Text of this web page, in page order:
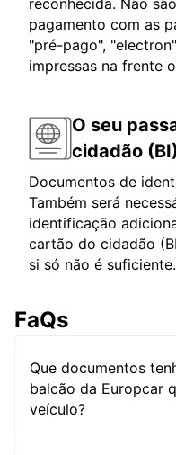
reconhecida. Não
pagamento com as
"pré-pago",
impressas na frente
O seu
cidadão
Documentos de
Também será
identificação
cartão do cidadão
si só não é suficiente.
FaQs
Que documentos
balcão da Europcar
veículo?